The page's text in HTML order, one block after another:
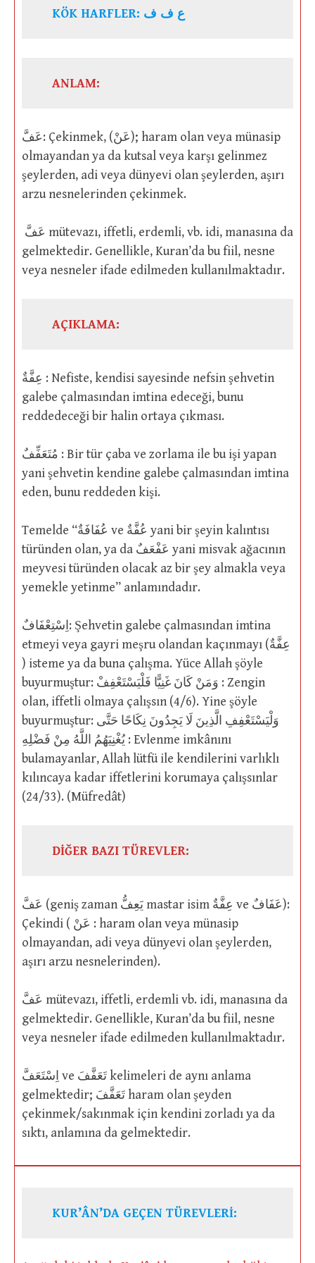
KÖK HARFLER: ع ف ف
ANLAM:
عَفَّ: Çekinmek, (عَنْ); haram olan veya münasip
olmayandan ya da kutsal veya karşı gelinmez
şeylerden, adi veya dünyevi olan şeylerden, aşırı
arzu nesnelerinden çekinmek.
gelmektedir. Genellikle, Kuran’da bu fiil, nesne
veya nesneler ifade edilmeden kullanılmaktadır.
AÇIKLAMA:
عِفَّةٌ : Nefiste, kendisi sayesinde nefsin şehvetin
galebe çalmasından imtina edeceği, bunu
reddedeceği bir halin ortaya çıkması.
مُتَعَفِّفٌ : Bir tür çaba ve zorlama ile bu işi yapan
yani şehvetin kendine galebe çalmasından imtina
eden, bunu reddeden kişi.
Temelde “عُفَافَةٌ ve عُفَّةٌ yani bir şeyin kalıntısı
türünden olan, ya da عَفْعَفٌ yani misvak ağacının
meyvesi türünden olacak az bir şey almakla veya
yemekle yetinme” anlamındadır.
اِسْتِعْفَافٌ: Şehvetin galebe çalmasından imtina
etmeyi veya gayri meşru olandan kaçınmayı (عِفَّةٌ
) isteme ya da buna çalışma. Yüce Allah şöyle
buyurmuştur: وَمَنْ كَانَ غَنِيًّا فَلْيَسْتَعْفِفْ : Zengin
olan, iffetli olmaya çalışsın (4/6). Yine şöyle
buyurmuştur: وَلْيَسْتَعْفِفِ الَّذِينَ لَا يَجِدُونَ نِكَاحًا حَتَّى
يُغْنِيَهُمُ اللَّهُ مِنْ فَضْلِهِ : Evlenme imkânını
bulamayanlar, Allah lütfü ile kendilerini varlıklı
kılıncaya kadar iffetlerini korumaya çalışsınlar
(24/33). (Müfredât)
DİĞER BAZI TÜREVLER:
عَفَّ (geniş zaman يَعِفُّ mastar isim عِفَّةٌ ve عَفَافٌ):
Çekindi ( عَنْ : haram olan veya münasip
olmayandan, adi veya dünyevi olan şeylerden,
aşırı arzu nesnelerinden).
عَفَّ mütevazı, iffetli, erdemli vb. idi, manasına da
gelmektedir. Genellikle, Kuran’da bu fiil, nesne
veya nesneler ifade edilmeden kullanılmaktadır.
اِسْتَعَفَّ ve تَعَفَّفَ kelimeleri de aynı anlama
gelmektedir; تَعَفَّفَ haram olan şeyden
çekinmek/sakınmak için kendini zorladı ya da
sıktı, anlamına da gelmektedir.
KUR’ÂN’DA GEÇEN TÜREVLERİ: